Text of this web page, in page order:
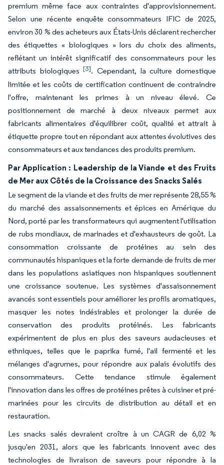
premium même face aux contraintes d'approvisionnement.
Selon une récente enquête consommateurs IFIC de 2025,
environ 30 % des acheteurs aux États-Unis déclarent rechercher
des étiquettes « biologiques » lors du choix des aliments,
reflétant un intérêt significatif des consommateurs pour les
attributs biologiques[3]. Cependant, la culture domestique
limitée et les coûts de certification continuent de contraindre
l'offre, maintenant les primes à un niveau élevé. Ce
positionnement de marché à deux niveaux permet aux
fabricants alimentaires d'équilibrer coût, qualité et attrait à
étiquette propre tout en répondant aux attentes évolutives des
consommateurs et aux tendances des produits premium.
Par Application : Leadership de la Viande et des Fruits
de Mer aux Côtés de la Croissance des Snacks Salés
Le segment de la viande et des fruits de mer représente 28,55 %
du marché des assaisonnements et épices en Amérique du
Nord, porté par les transformateurs qui augmentent l'utilisation
de rubs mondiaux, de marinades et d'exhausteurs de goût. La
consommation croissante de protéines au sein des
communautés hispaniques et la forte demande de fruits de mer
dans les populations asiatiques non hispaniques soutiennent
une croissance soutenue. Les systèmes d'assaisonnement
avancés sont essentiels pour améliorer les profils aromatiques,
masquer les notes indésirables et prolonger la durée de
conservation des produits protéinés. Les fabricants
expérimentent de plus en plus des saveurs audacieuses et
ethniques, telles que le paprika fumé, l'ail fermenté et les
mélanges d'agrumes, pour répondre aux palais évolutifs des
consommateurs. Cette tendance stimule également
l'innovation dans les offres de protéines prêtes à cuisiner et pré-
marinées pour les circuits de distribution au détail et en
restauration.
Les snacks salés devraient croître à un CAGR de 6,02 %
jusqu'en 2031, alors que les fabricants innovent avec des
technologies de livraison de saveurs pour répondre à la